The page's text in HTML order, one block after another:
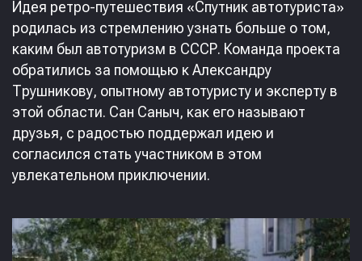
Идея ретро-путешествия «Спутник автотуриста»
родилась из стремлению узнать больше о том,
каким был автотуризм в СССР. Команда проекта
обратились за помощью к Александру
Трушникову, опытному автотуристу и эксперту в
этой области. Сан Саныч, как его называют
друзья, с радостью поддержал идею и
согласился стать участником в этом
увлекательном приключении.